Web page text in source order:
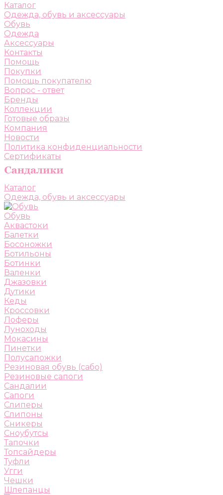
Каталог
Одежда, обувь и аксессуары
Обувь
Одежда
Аксессуары
Контакты
Помощь
Покупки
Помощь покупателю
Вопрос - ответ
Бренды
Коллекции
Готовые образы
Компания
Новости
Политика конфиденциальности
Сертификаты
Каталог
Одежда, обувь и аксессуары
Обувь
Аквастоки
Балетки
Босоножки
Ботильоны
Ботинки
Валенки
Джазовки
Дутики
Кеды
Кроссовки
Лоферы
Луноходы
Мокасины
Пинетки
Полусапожки
Резиновая обувь (сабо)
Резиновые сапоги
Сандалии
Сапоги
Слиперы
Слипоны
Сникеры
Сноубутсы
Тапочки
Топсайдеры
Туфли
Угги
Чешки
Шлепанцы